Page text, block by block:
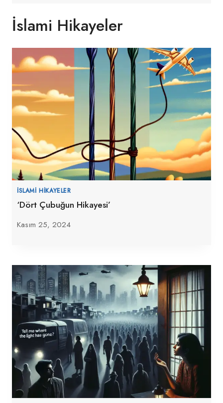
İslami Hikayeler
İSLAMI HIKAYELER
‘Dört Çubuğun Hikayesi’
Kasım 25, 2024